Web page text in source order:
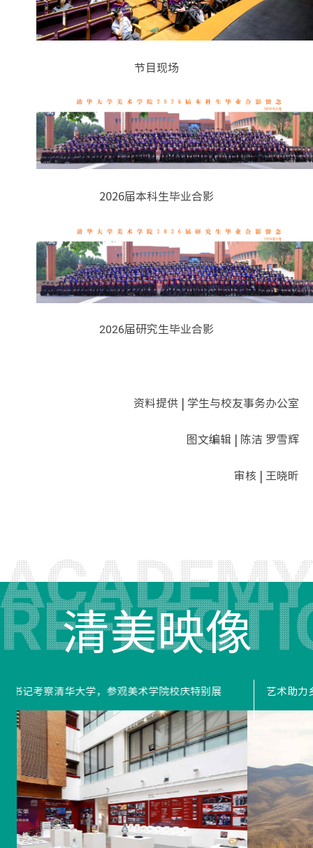
节目现场
2026届本科生毕业合影
2026届研究生毕业合影
资料提供 | 学生与校友事务办公室
图文编辑 | 陈洁 罗雪辉
审核 | 王晓昕
清美映像
冬奥里的清华美院人